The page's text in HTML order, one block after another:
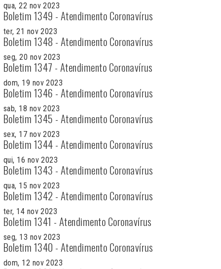
qua, 22 nov 2023
Boletim 1349 - Atendimento Coronavírus
ter, 21 nov 2023
Boletim 1348 - Atendimento Coronavírus
seg, 20 nov 2023
Boletim 1347 - Atendimento Coronavírus
dom, 19 nov 2023
Boletim 1346 - Atendimento Coronavírus
sab, 18 nov 2023
Boletim 1345 - Atendimento Coronavírus
sex, 17 nov 2023
Boletim 1344 - Atendimento Coronavírus
qui, 16 nov 2023
Boletim 1343 - Atendimento Coronavírus
qua, 15 nov 2023
Boletim 1342 - Atendimento Coronavírus
ter, 14 nov 2023
Boletim 1341 - Atendimento Coronavírus
seg, 13 nov 2023
Boletim 1340 - Atendimento Coronavírus
dom, 12 nov 2023